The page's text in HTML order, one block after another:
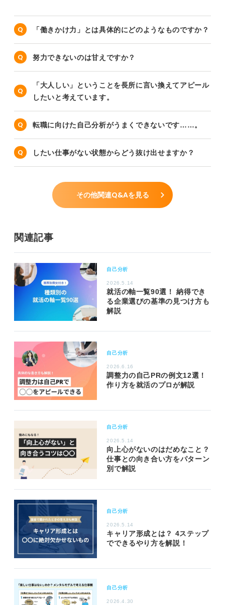
「働きかけ力」とは具体的にどのようなものですか？
努力できないのは甘えですか？
「大人しい」ということを長所に言い換えてアピール
したいと考えています。
転職に向けた自己分析がうまくできないです……。
したい仕事がない状態からどう抜け出せますか？
その他関連Q&Aを見る
関連記事
自己分析
2026.5.14
就活の軸一覧90選！ 納得でき
る企業選びの基準の見つけ方も
解説
自己分析
2026.6.16
調整力の自己PRの例文12選！
作り方を就活のプロが解説
自己分析
2026.5.14
向上心がないのはだめなこと？
仕事との向き合い方をパターン
別で解説
自己分析
2026.5.14
キャリア形成とは？ 4ステップ
でできるやり方を解説！
自己分析
2026.4.30